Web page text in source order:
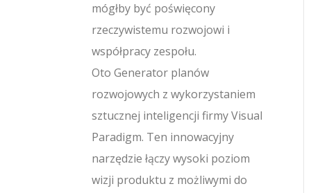
mógłby być poświęcony
rzeczywistemu rozwojowi i
współpracy zespołu.
Oto Generator planów
rozwojowych z wykorzystaniem
sztucznej inteligencji firmy Visual
Paradigm. Ten innowacyjny
narzędzie łączy wysoki poziom
wizji produktu z możliwymi do